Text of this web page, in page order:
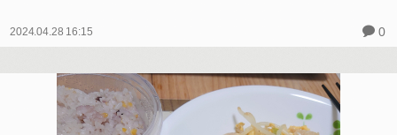
2024.04.28 16:15 0